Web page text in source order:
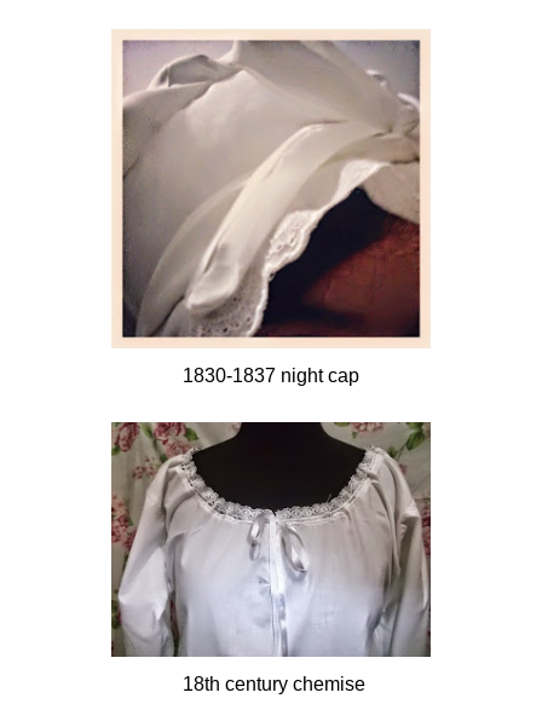
1830-1837 night cap
18th century chemise